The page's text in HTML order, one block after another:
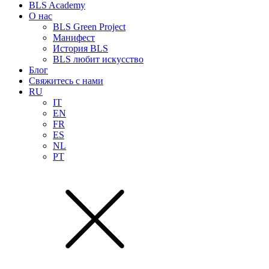
BLS Academy
О нас
BLS Green Project
Манифест
История BLS
BLS любит искусство
Блог
Свяжитесь с нами
RU
IT
EN
FR
ES
NL
PT